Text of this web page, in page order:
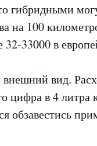
гибридными
на 100
32-33000 в
вид.
цифра в 4 литра
обзавестись